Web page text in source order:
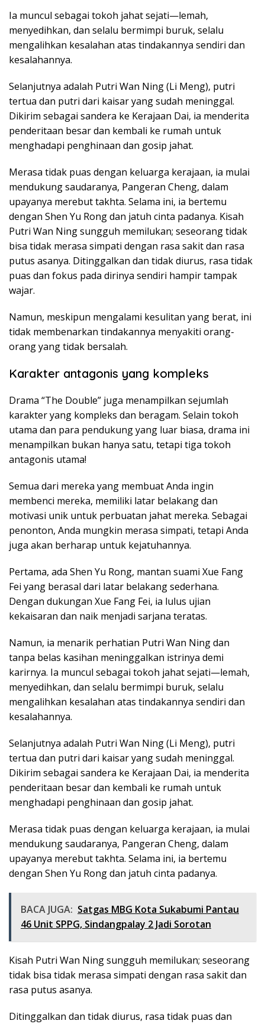
Ia muncul sebagai tokoh jahat sejati—lemah,
menyedihkan, dan selalu bermimpi buruk, selalu
mengalihkan kesalahan atas tindakannya sendiri dan
kesalahannya.
Selanjutnya adalah Putri Wan Ning (Li Meng), putri
tertua dan putri dari kaisar yang sudah meninggal.
Dikirim sebagai sandera ke Kerajaan Dai, ia menderita
penderitaan besar dan kembali ke rumah untuk
menghadapi penghinaan dan gosip jahat.
Merasa tidak puas dengan keluarga kerajaan, ia mulai
mendukung saudaranya, Pangeran Cheng, dalam
upayanya merebut takhta. Selama ini, ia bertemu
dengan Shen Yu Rong dan jatuh cinta padanya. Kisah
Putri Wan Ning sungguh memilukan; seseorang tidak
bisa tidak merasa simpati dengan rasa sakit dan rasa
putus asanya. Ditinggalkan dan tidak diurus, rasa tidak
puas dan fokus pada dirinya sendiri hampir tampak
wajar.
Namun, meskipun mengalami kesulitan yang berat, ini
tidak membenarkan tindakannya menyakiti orang-
orang yang tidak bersalah.
Karakter antagonis yang kompleks
Drama “The Double” juga menampilkan sejumlah
karakter yang kompleks dan beragam. Selain tokoh
utama dan para pendukung yang luar biasa, drama ini
menampilkan bukan hanya satu, tetapi tiga tokoh
antagonis utama!
Semua dari mereka yang membuat Anda ingin
membenci mereka, memiliki latar belakang dan
motivasi unik untuk perbuatan jahat mereka. Sebagai
penonton, Anda mungkin merasa simpati, tetapi Anda
juga akan berharap untuk kejatuhannya.
Pertama, ada Shen Yu Rong, mantan suami Xue Fang
Fei yang berasal dari latar belakang sederhana.
Dengan dukungan Xue Fang Fei, ia lulus ujian
kekaisaran dan naik menjadi sarjana teratas.
Namun, ia menarik perhatian Putri Wan Ning dan
tanpa belas kasihan meninggalkan istrinya demi
karirnya. Ia muncul sebagai tokoh jahat sejati—lemah,
menyedihkan, dan selalu bermimpi buruk, selalu
mengalihkan kesalahan atas tindakannya sendiri dan
kesalahannya.
Selanjutnya adalah Putri Wan Ning (Li Meng), putri
tertua dan putri dari kaisar yang sudah meninggal.
Dikirim sebagai sandera ke Kerajaan Dai, ia menderita
penderitaan besar dan kembali ke rumah untuk
menghadapi penghinaan dan gosip jahat.
Merasa tidak puas dengan keluarga kerajaan, ia mulai
mendukung saudaranya, Pangeran Cheng, dalam
upayanya merebut takhta. Selama ini, ia bertemu
dengan Shen Yu Rong dan jatuh cinta padanya.
BACA JUGA: Satgas MBG Kota Sukabumi Pantau
46 Unit SPPG, Sindangpalay 2 Jadi Sorotan
Kisah Putri Wan Ning sungguh memilukan; seseorang
tidak bisa tidak merasa simpati dengan rasa sakit dan
rasa putus asanya.
Ditinggalkan dan tidak diurus, rasa tidak puas dan